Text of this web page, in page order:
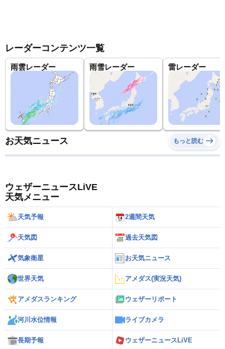
レーダーコンテンツ一覧
雨雲レーダー 雨雪レーダー 雷レーダー
お天気ニュース もっと読む
ウェザーニュースLiVE
天気メニュー
天気予報 2週間天気
天気図 過去天気図
気象衛星 お天気ニュース
世界天気 アメダス(実況天気)
アメダスランキング ウェザーリポート
河川水位情報 ライブカメラ
長期予報 ウェザーニュースLiVE